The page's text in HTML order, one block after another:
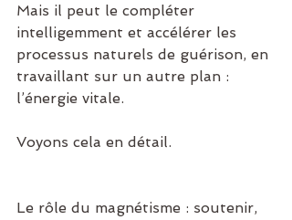
Mais il peut le compléter
intelligemment et accélérer les
processus naturels de guérison, en
travaillant sur un autre plan :
l’énergie vitale.
Voyons cela en détail.
Le rôle du magnétisme : soutenir,